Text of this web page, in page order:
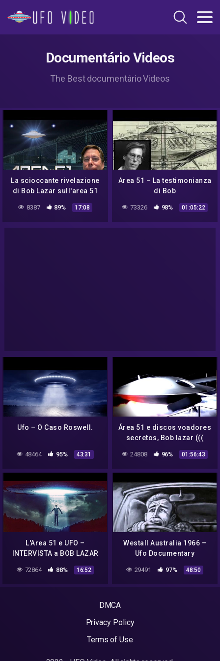
Documentário Videos
The Best documentário Videos
La scioccante rivelazione
di Bob Lazar sull'area 51
8387 89% 17:08
Area 51 – La testimonianza
di Bob
73326 98% 01:05:22
Ufo – O Caso Roswell.
48464 95% 43:31
Área 51 e discos voadores
secretos, Bob lazar (((
documentário
24808 96% 01:56:43
L'Area 51 e UFO –
INTERVISTA a BOB LAZAR
secret)
72864 88% 16:52
Westall Australia 1966 –
Ufo Documentary
29491 97% 48:50
DMCA
Privacy Policy
Terms of Use